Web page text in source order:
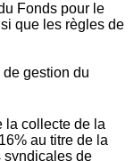
Fonds pour le
que les règles de
de gestion du
la collecte de la
au titre de la
syndicales de